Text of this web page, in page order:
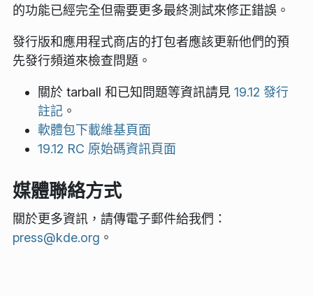
的功能已經完全但需要更多最終測試來修正錯誤。
發行版和應用程式商店的打包者應該更新他們的預
先發行頻道來檢查問題。
關於 tarball 和已知問題等資訊請見 19.12 發行
註記 。
軟體包下載維基頁面
19.12 RC 原始碼資訊頁面
媒體聯絡方式
關於更多資訊，請傳電子郵件給我們：
press@kde.org 。